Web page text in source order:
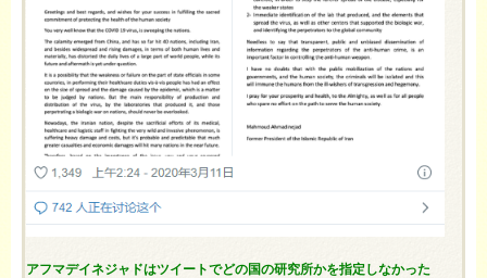
アフマデイネジャドはツイートでどの国の研究所かを指定しなかった